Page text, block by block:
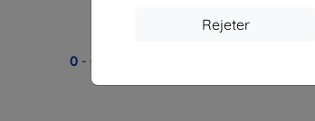
Rejeter
0 - 0